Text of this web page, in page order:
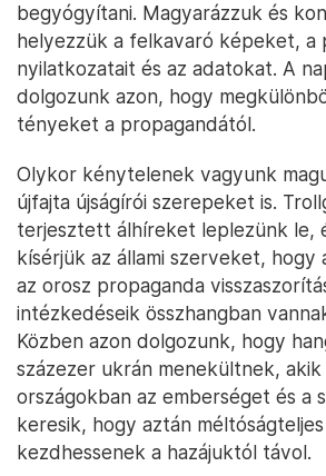
begyógyítani. Magyarázzuk és
helyezzük a felkavaró képeket, a
nyilatkozatait és az adatokat. A
dolgozunk azon, hogy
tényeket a propagandától.
Olykor kénytelenek vagyunk
újfajta újságírói szerepeket is.
terjesztett álhíreket leplezünk le,
kísérjük az állami szerveket, hogy
az orosz propaganda
intézkedéseik összhangban
Közben azon dolgozunk, hogy
százezer ukrán menekültnek, akik
országokban az emberséget és a
keresik, hogy aztán
kezdhessenek a hazájuktól távol.